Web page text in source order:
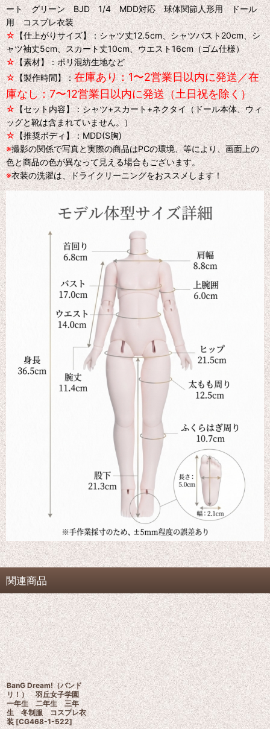
ート グリーン BJD 1/4 MDD対応 球体関節人形用 ドール
用 コスプレ衣装
☆【仕上がりサイズ】：シャツ丈12.5cm、シャツバスト20cm、シ
ャツ袖丈5cm、スカート丈10cm、ウエスト16cm（ゴム仕様）
☆【素材】：ポリ混紡生地など
☆【製作時間】：在庫あり：1〜2営業日以内に発送／在
庫なし：7〜12営業日以内に発送（土日祝を除く）
☆【セット内容】：シャツ+スカート+ネクタイ（ドール本体、ウィ
ッグと靴は含まれていません。）
☆ 【推奨ボディ】：MDD(S胸)
※撮影の関係で写真と実際の商品はPCの環境、等により、画面上の
色と商品の色が異なって見える場合もございます。
※衣装の洗濯は、ドライクリーニングをおススメします！
関連商品
BanG Dream!（バンド
リ！） 羽丘女子学園
一年生 二年生 三年
生 冬制服 コスプレ衣
装 [CG468-1-522]